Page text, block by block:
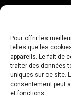
Pour offrir les
telles que les
appareils. Le fait de
traiter des données
uniques sur ce site.
consentement peut
et fonctions.